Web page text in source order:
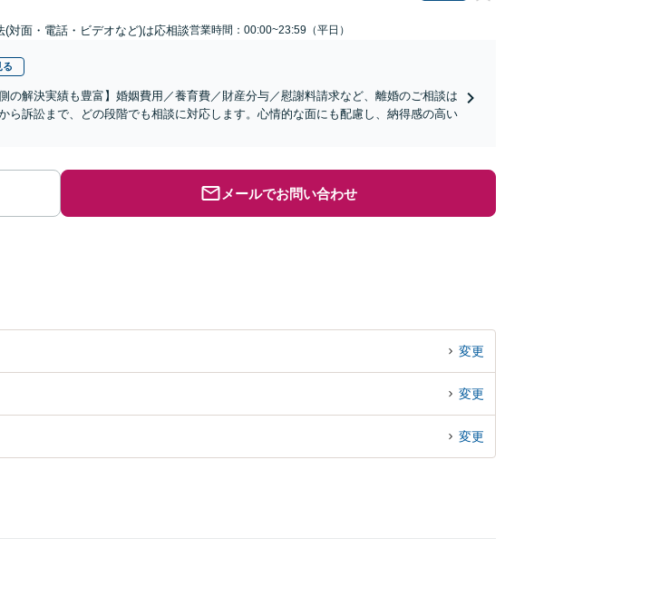
(対面・電話・ビデオなど)は応相談営業時間：00:00~23:59（平日）
る
の解決実績も豊富】婚姻費用／養育費／財産分与／慰謝料請求など、離婚のご相談は
ら訴訟まで、どの段階でも相談に対応します。心情的な面にも配慮し、納得感の高い
メールでお問い合わせ
変更
変更
変更